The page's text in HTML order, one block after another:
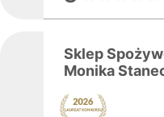
Sklep
Monika